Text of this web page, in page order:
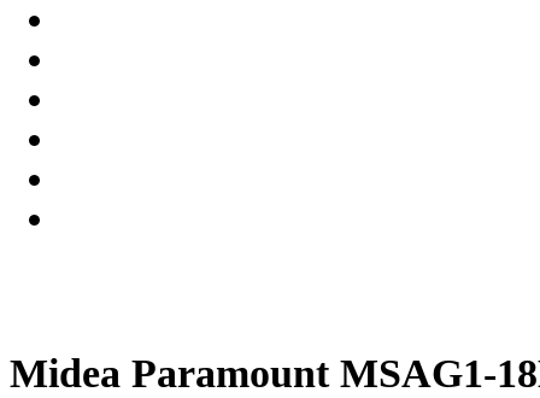
Midea Paramount MSAG1-